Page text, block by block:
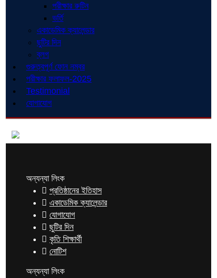
পরীক্ষার রুটিন
ভর্তি
একাডেমিক ক্যালেন্ডার
ছুটির দিন
ব্লগ
গুরুত্বপূর্ণ ফোন নম্বর
পরীক্ষার ফলাফল-2025
Testimonial
যোগাযোগ
অন্যন্যা লিংক
প্রতিষ্ঠানের ইতিহাস
একাডেমিক ক্যালেন্ডার
যোগাযোগ
ছুটির দিন
কৃতি শিক্ষার্থী
নোটিশ
অন্যন্যা লিংক